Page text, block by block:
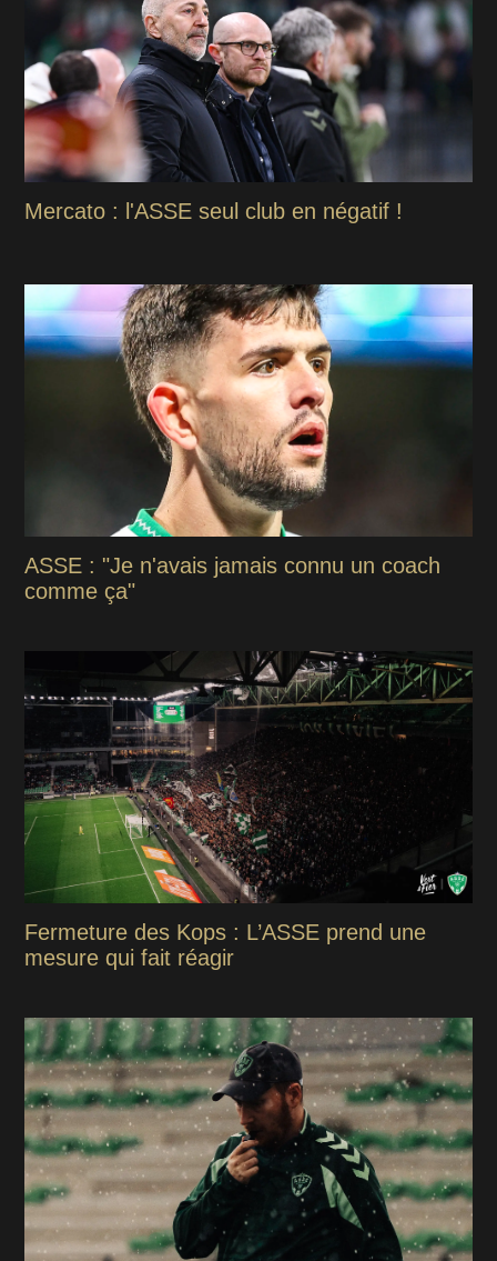
Mercato : l'ASSE seul club en négatif !
ASSE : "Je n'avais jamais connu un coach
comme ça"
Fermeture des Kops : L’ASSE prend une
mesure qui fait réagir